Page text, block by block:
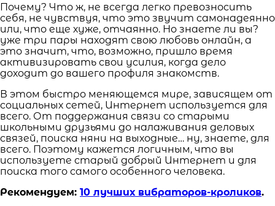
Почему? Что ж, не всегда легко превозносить
себя, не чувствуя, что это звучит самонадеянно
или, что еще хуже, отчаянно. Но знаете ли вы?
уже три пары находят свою любовь онлайн, а
это значит, что, возможно, пришло время
активизировать свои усилия, когда дело
доходит до вашего профиля знакомств.
В этом быстро меняющемся мире, зависящем от
социальных сетей, Интернет используется для
всего. От поддержания связи со старыми
школьными друзьями до налаживания деловых
связей, поиска няни на выходные… ну, знаете, для
всего. Поэтому кажется логичным, что вы
используете старый добрый Интернет и для
поиска того самого особенного человека.
Рекомендуем: 10 лучших вибраторов-кроликов.